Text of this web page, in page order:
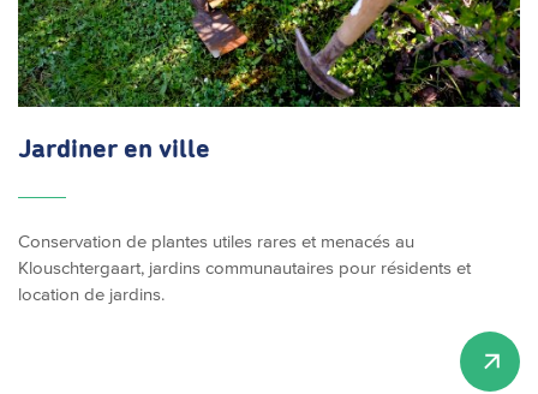
Jardiner en ville
Conservation de plantes utiles rares et menacés au
Klouschtergaart, jardins communautaires pour résidents et
location de jardins.